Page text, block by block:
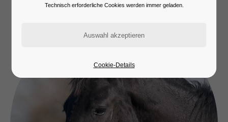
Technisch erforderliche Cookies werden immer geladen.
Cookie-Details